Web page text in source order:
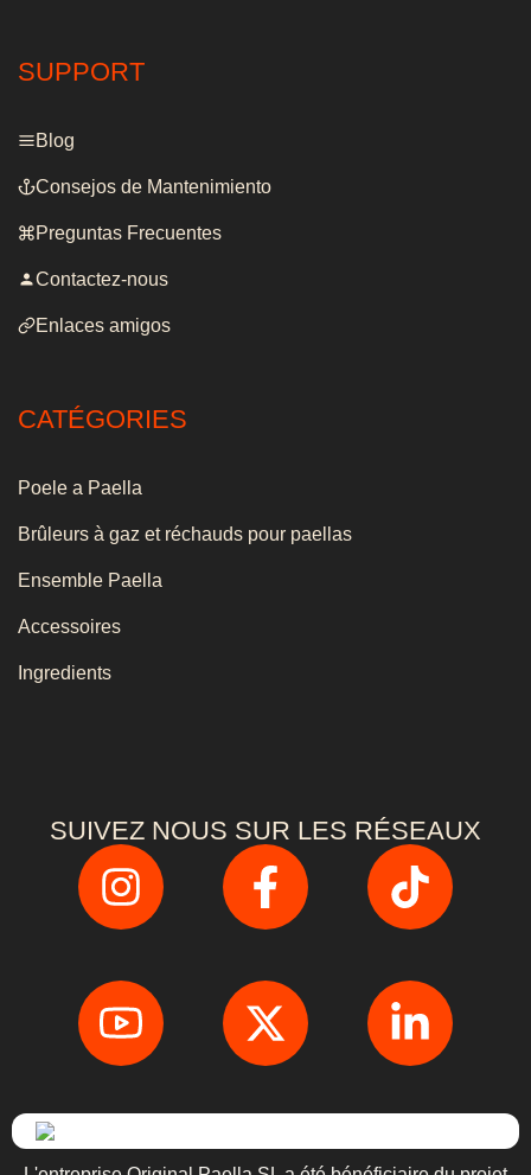
SUPPORT
Blog
Consejos de Mantenimiento
Preguntas Frecuentes
Contactez-nous
Enlaces amigos
CATÉGORIES
Poele a Paella
Brûleurs à gaz et réchauds pour paellas
Ensemble Paella
Accessoires
Ingredients
SUIVEZ NOUS SUR LES RÉSEAUX